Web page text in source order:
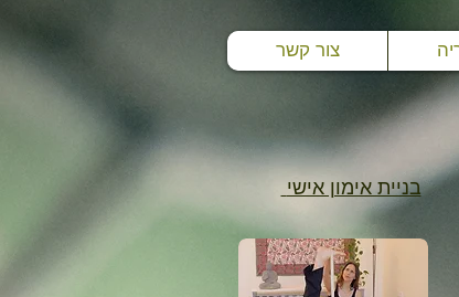
צור קשר
בניית אימון אישי